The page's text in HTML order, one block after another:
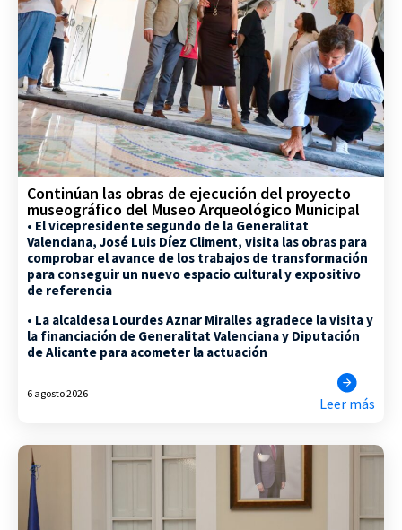
Continúan las obras de ejecución del proyecto
museográfico del Museo Arqueológico Municipal
• El vicepresidente segundo de la Generalitat
Valenciana, José Luis Díez Climent, visita las obras para
comprobar el avance de los trabajos de transformación
para conseguir un nuevo espacio cultural y expositivo
de referencia
• La alcaldesa Lourdes Aznar Miralles agradece la visita y
la financiación de Generalitat Valenciana y Diputación
de Alicante para acometer la actuación
6 agosto 2026
Leer más